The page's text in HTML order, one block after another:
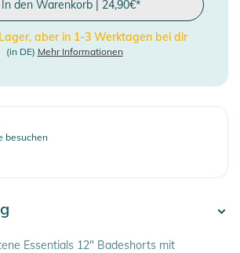
In den Warenkorb | 24,90€*
aber in 1-3 Werktagen bei dir
(in DE) Mehr Informationen
besuchen
Essentials 12" Badeshorts mit